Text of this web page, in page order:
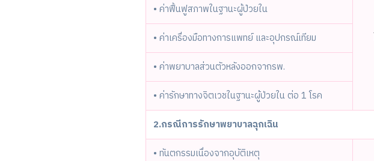
• ค่าฟื้นฟูสภาพในฐานะผู้ป่วยใน
• ค่าเครื่องมือทางการแพทย์ และอุปกรณ์เทียม
• ค่าพยาบาลส่วนตัวหลังออกจากรพ.
• ค่ารักษาทางจิตเวชในฐานะผู้ป่วยใน ต่อ 1 โรค
2.กรณีการรักษาพยาบาลฉุกเฉิน
• ทันตกรรมเนื่องจากอุบัติเหตุ